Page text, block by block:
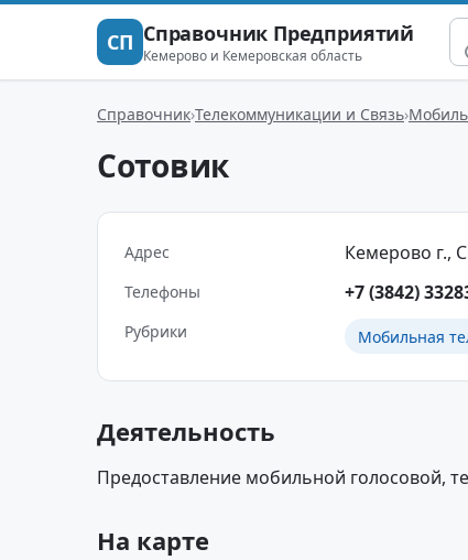
СП Справочник Предприятий
Кемерово и Кемеровская область
Справочник Телекоммуникации и Связь
Сотовик
Адрес Кемерово г.,
Телефоны +7 (3842)
Рубрики Мобильная
Деятельность
Предоставление мобильной голосовой,
На карте